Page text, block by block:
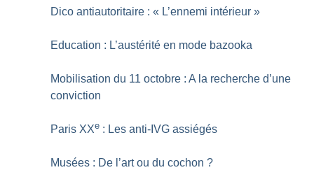
Dico antiautoritaire : « L’ennemi intérieur »
Education : L’austérité en mode bazooka
Mobilisation du 11 octobre : A la recherche d’une
conviction
Paris XXe : Les anti-IVG assiégés
Musées : De l’art ou du cochon ?